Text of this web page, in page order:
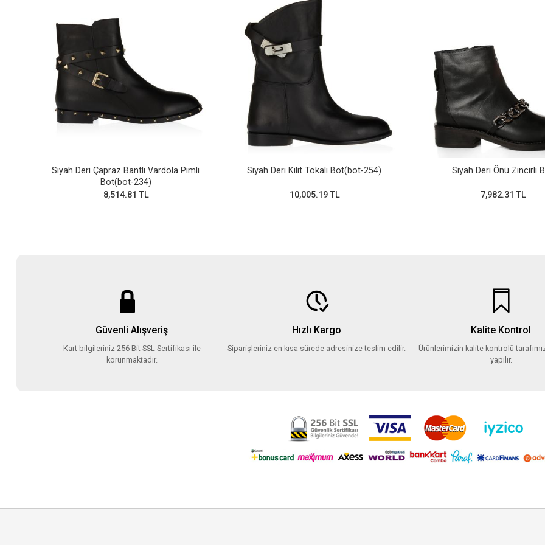
Siyah Deri Çapraz Bantlı Vardola Pimli
Bot(bot-234)
8,514.81 TL
Siyah Deri Kilit Tokalı Bot(bot-254)
10,005.19 TL
Siyah Deri Önü Zincirli
7,982.31 TL
Güvenli Alışveriş
Kart bilgileriniz 256 Bit SSL Sertifikası ile
korunmaktadır.
Hızlı Kargo
Siparişleriniz en kısa sürede adresinize teslim edilir.
Kalite Kontrol
Ürünlerimizin kalite kontrolü
yapılır.